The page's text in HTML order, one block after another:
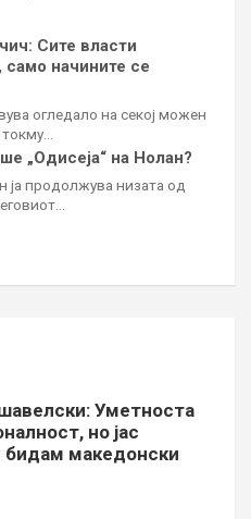
Сите власти
само начините се
огледало на секој можен
„Одисеја“ на Нолан?
ја продолжува низата од
Уметноста
но јас
бидам македонски